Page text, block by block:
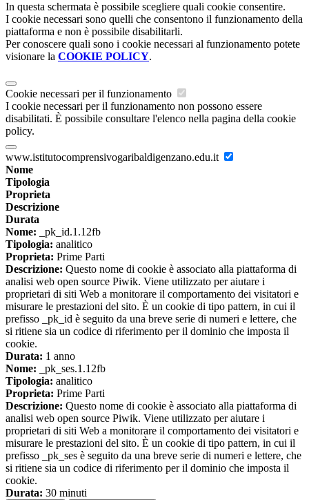
In questa schermata è possibile scegliere quali cookie consentire.
I cookie necessari sono quelli che consentono il funzionamento della
piattaforma e non è possibile disabilitarli.
Per conoscere quali sono i cookie necessari al funzionamento potete
visionare la COOKIE POLICY.
Cookie necessari per il funzionamento
I cookie necessari per il funzionamento non possono essere
disabilitati. È possibile consultare l'elenco nella pagina della cookie
policy.
www.istitutocomprensivogaribaldigenzano.edu.it
Nome
Tipologia
Proprieta
Descrizione
Durata
Nome: _pk_id.1.12fb
Tipologia: analitico
Proprieta: Prime Parti
Descrizione: Questo nome di cookie è associato alla piattaforma di
analisi web open source Piwik. Viene utilizzato per aiutare i
proprietari di siti Web a monitorare il comportamento dei visitatori e
misurare le prestazioni del sito. È un cookie di tipo pattern, in cui il
prefisso _pk_id è seguito da una breve serie di numeri e lettere, che
si ritiene sia un codice di riferimento per il dominio che imposta il
cookie.
Durata: 1 anno
Nome: _pk_ses.1.12fb
Tipologia: analitico
Proprieta: Prime Parti
Descrizione: Questo nome di cookie è associato alla piattaforma di
analisi web open source Piwik. Viene utilizzato per aiutare i
proprietari di siti Web a monitorare il comportamento dei visitatori e
misurare le prestazioni del sito. È un cookie di tipo pattern, in cui il
prefisso _pk_ses è seguito da una breve serie di numeri e lettere, che
si ritiene sia un codice di riferimento per il dominio che imposta il
cookie.
Durata: 30 minuti